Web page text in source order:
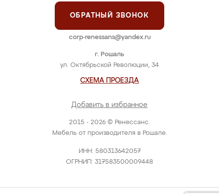
2015 - 2026 © Ренессанс.
Мебель от производителя в Рошале.
ИНН: 580313642057
ОГРНИП: 317583500009448
г. Рошаль
ул. Октябрьской Революции, 34
СХЕМА ПРОЕЗДА
Добавить в избранное
ОБРАТНЫЙ ЗВОНОК
corp-renessans@yandex.ru